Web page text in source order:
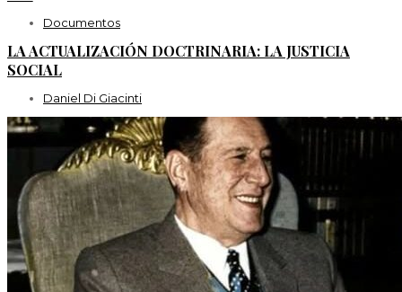
Documentos
LA ACTUALIZACIÓN DOCTRINARIA: LA JUSTICIA
SOCIAL
Daniel Di Giacinti